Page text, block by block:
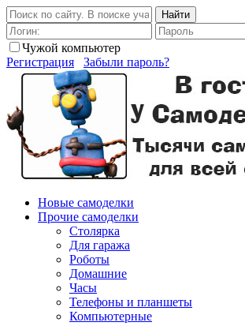
Найти
Чужой компьютер
Регистрация
Забыли пароль?
Новые самоделки
Прочие самоделки
Столярка
Для гаража
Роботы
Домашние
Часы
Телефоны и планшеты
Компьютерные